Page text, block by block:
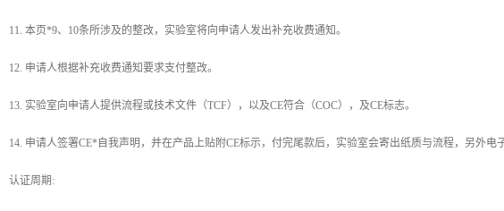
11. 本页*9、10条所涉及的整改，实验室将向申请人发出补充收费通知。
12. 申请人根据补充收费通知要求支付整改。
13. 实验室向申请人提供流程或技术文件（TCF），以及CE符合（COC），及CE标志。
14. 申请人签署CE*自我声明，并在产品上贴附CE标示，付完尾款后，实验室会寄出纸质与流程，另外电
认证周期: